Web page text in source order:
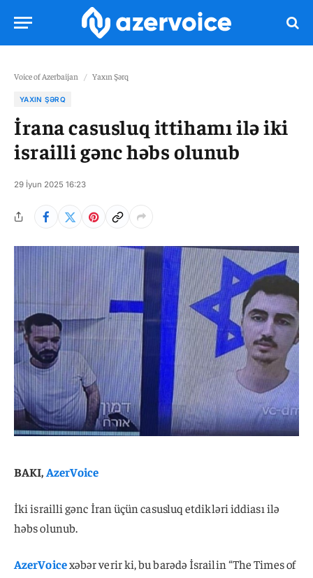
Voice of Azerbaijan / Yaxın Şərq
YAXIN ŞƏRQ
İrana casusluq ittihamı ilə iki
israilli gənc həbs olunub
29 İyun 2025 16:23
BAKI,AzerVoice
İki israilli gənc İran üçün casusluq etdikləri iddiası ilə
həbs olunub.
AzerVoicexəbər verir ki, bu barədə İsrailin “The Times of